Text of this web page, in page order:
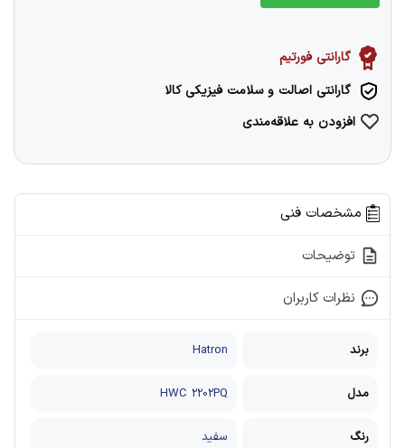
گارانتی فورتیم
گارانتی اصالت و سلامت فیزیکی کالا
افزودن به علاقه‌مندی
مشخصات فنی
توضیحات
نظرات کاربران
برند Hatron
مدل HWC 2202PQ
رنگ سفید